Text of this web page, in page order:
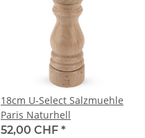
18cm U-Select Salzmuehle
Paris Naturhell
52,00 CHF *